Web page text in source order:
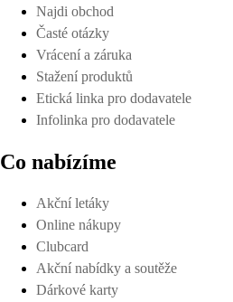
Najdi obchod
Časté otázky
Vrácení a záruka
Stažení produktů
Etická linka pro dodavatele
Infolinka pro dodavatele
Co nabízíme
Akční letáky
Online nákupy
Clubcard
Akční nabídky a soutěže
Dárkové karty